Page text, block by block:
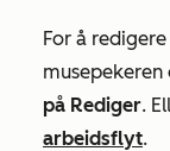
For å
musepekeren
på Rediger.
arbeidsflyt.